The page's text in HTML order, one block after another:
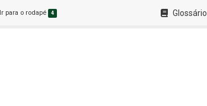
Ir para o rodapé 4 Glossário